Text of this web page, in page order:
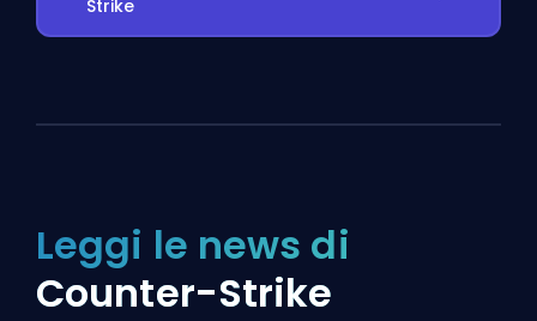
Strike
Leggi le news di
Counter-Strike